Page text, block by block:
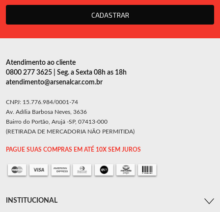
CADASTRAR
Atendimento ao cliente
0800 277 3625 | Seg. a Sexta 08h as 18h
atendimento@arsenalcar.com.br
CNPJ: 15.776.984/0001-74
Av. Adília Barbosa Neves, 3636
Bairro do Portão, Arujá -SP, 07413-000
(RETIRADA DE MERCADORIA NÃO PERMITIDA)
PAGUE SUAS COMPRAS EM ATÉ 10X SEM JUROS
INSTITUCIONAL